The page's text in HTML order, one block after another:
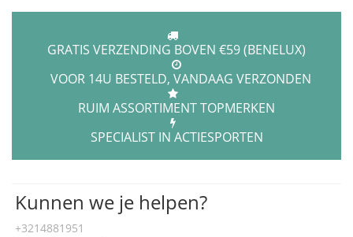
GRATIS VERZENDING BOVEN €59 (BENELUX)
VOOR 14U BESTELD, VANDAAG VERZONDEN
RUIM ASSORTIMENT TOPMERKEN
SPECIALIST IN ACTIESPORTEN
Kunnen we je helpen?
+3214881951